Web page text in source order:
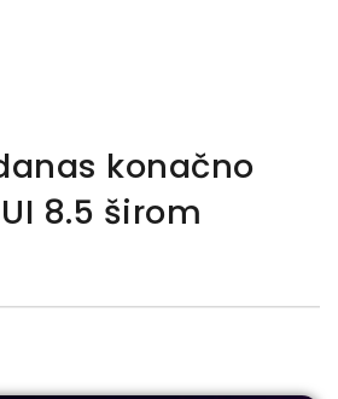
konačno
8.5 širom